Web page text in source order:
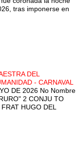
tras imponerse en
DEL
- CARNAVAL
DE 2026 No Nombre
2 CONJU TO
HUGO DEL